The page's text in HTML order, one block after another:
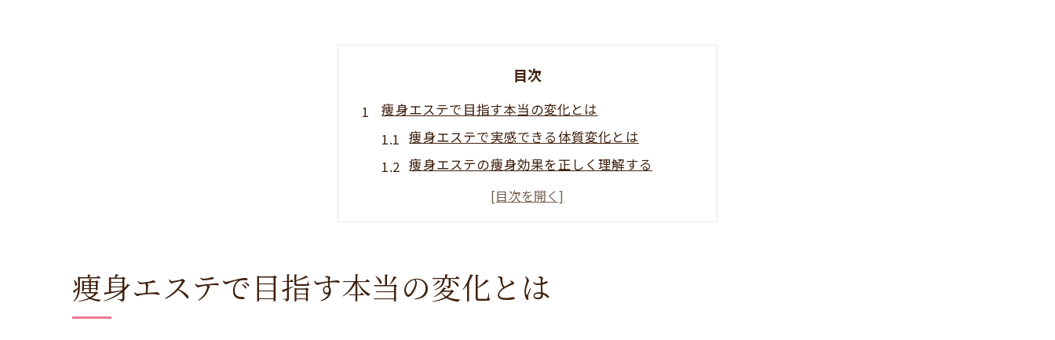
目次
痩身エステで目指す本当の変化とは
痩身エステで実感できる体質変化とは
痩身エステの痩身効果を正しく理解する
痩身エステがおすすめされる理由を検証
痩身エステを通じて得られる本質的変化
ハンド施術とマシン痩身の違いを徹底解説
痩身ハンド施術とマシンの特徴を比較
痩身エステで目指す本当の変化とは